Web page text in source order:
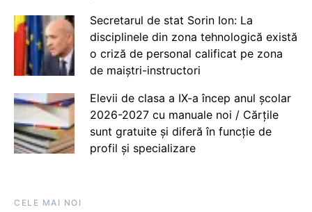
Secretarul de stat Sorin Ion: La
disciplinele din zona tehnologică există
o criză de personal calificat pe zona
de maiștri-instructori
Elevii de clasa a IX-a încep anul școlar
2026-2027 cu manuale noi / Cărțile
sunt gratuite și diferă în funcție de
profil și specializare
CELE MAI NOI